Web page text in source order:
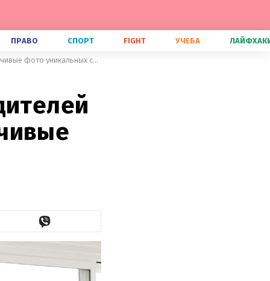
ПРАВО СПОРТ FIGHT УЧЕБА
Когда дети унаследовали от родителей удивительные черты: красноречивые фото уникальных семей